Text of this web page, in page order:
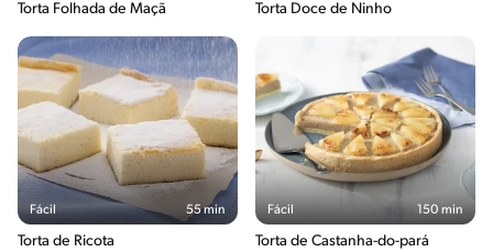
Torta Folhada de Maçã Torta Doce de Ninho
Fácil 55 min
Torta de Ricota
Fácil 150 min
Torta de Castanha-do-pará